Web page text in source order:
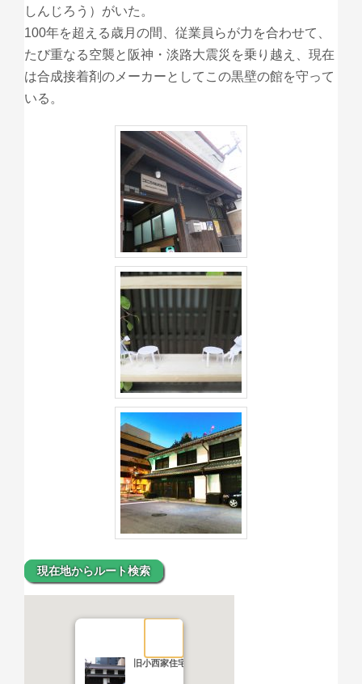
しんじろう）がいた。
100年を超える歳月の間、従業員らが力を合わせて、
たび重なる空襲と阪神・淡路大震災を乗り越え、現在
は合成接着剤のメーカーとしてこの黒壁の館を守って
いる。
現在地からルート検索
旧小西家住宅